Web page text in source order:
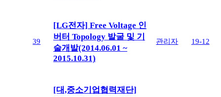
39
[LG전자] Free Voltage 인
버터 Topology 발굴 및 기
술개발(2014.06.01 ~
2015.10.31)
관리자 19-12
[대,중소기업협력재단]